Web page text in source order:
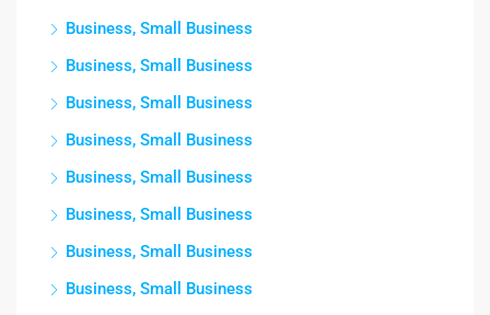
Business, Small Business
Business, Small Business
Business, Small Business
Business, Small Business
Business, Small Business
Business, Small Business
Business, Small Business
Business, Small Business